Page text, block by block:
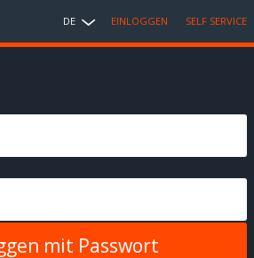
DE EINLOGGEN SELF SERVICE